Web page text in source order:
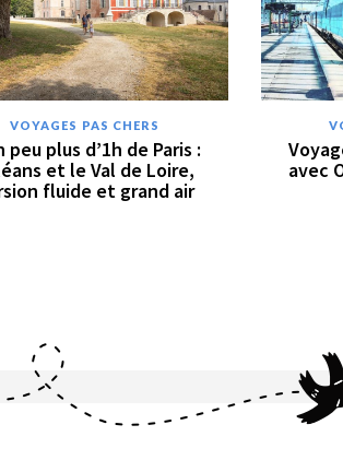
VOYAGES PAS CHERS
peu plus d’1h de Paris :
et le Val de Loire,
fluide et grand air
avec